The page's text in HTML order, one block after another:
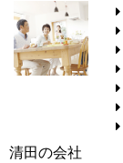
清田の会社